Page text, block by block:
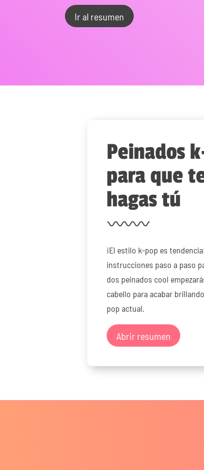
Ir al resumen
Peinados
para que
hagas tú
¡El estilo k-pop es
instrucciones paso a paso
dos peinados cool
cabello para acabar
pop actual.
Abrir resumen